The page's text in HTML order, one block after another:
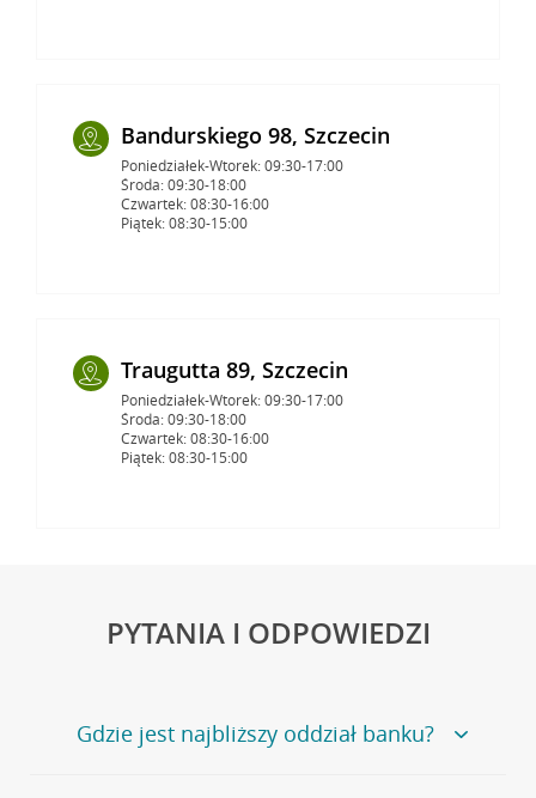
Bandurskiego 98, Szczecin
Poniedziałek-Wtorek: 09:30-17:00
Środa: 09:30-18:00
Czwartek: 08:30-16:00
Piątek: 08:30-15:00
Traugutta 89, Szczecin
Poniedziałek-Wtorek: 09:30-17:00
Środa: 09:30-18:00
Czwartek: 08:30-16:00
Piątek: 08:30-15:00
PYTANIA I ODPOWIEDZI
Gdzie jest najbliższy oddział banku?